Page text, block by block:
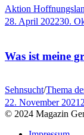
Aktion
28. April 202230.
Was ist meine
Sehnsucht/Thema
22. November 2021
© 2024 Magazin